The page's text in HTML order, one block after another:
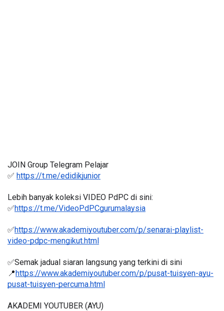
JOIN Group Telegram Pelajar
✅ https://t.me/edidikjunior
Lebih banyak koleksi VIDEO PdPC di sini:
✅https://t.me/VideoPdPCgurumalaysia
✅https://www.akademiyoutuber.com/p/senarai-playlist-
video-pdpc-mengikut.html
✅Semak jadual siaran langsung yang terkini di sini
📍https://www.akademiyoutuber.com/p/pusat-tuisyen-ayu-
pusat-tuisyen-percuma.html
AKADEMI YOUTUBER (AYU)